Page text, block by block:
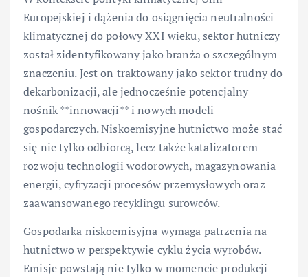
Europejskiej i dążenia do osiągnięcia neutralności
klimatycznej do połowy XXI wieku, sektor hutniczy
został zidentyfikowany jako branża o szczególnym
znaczeniu. Jest on traktowany jako sektor trudny do
dekarbonizacji, ale jednocześnie potencjalny
nośnik **innowacji** i nowych modeli
gospodarczych. Niskoemisyjne hutnictwo może stać
się nie tylko odbiorcą, lecz także katalizatorem
rozwoju technologii wodorowych, magazynowania
energii, cyfryzacji procesów przemysłowych oraz
zaawansowanego recyklingu surowców.
Gospodarka niskoemisyjna wymaga patrzenia na
hutnictwo w perspektywie cyklu życia wyrobów.
Emisje powstają nie tylko w momencie produkcji